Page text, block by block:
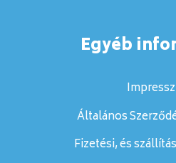
Egyéb
Általános
Fizetési, és